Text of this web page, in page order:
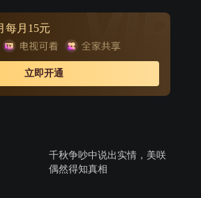
每月15元
立即开通
千秋争吵中说出实情，美咲
偶然得知真相